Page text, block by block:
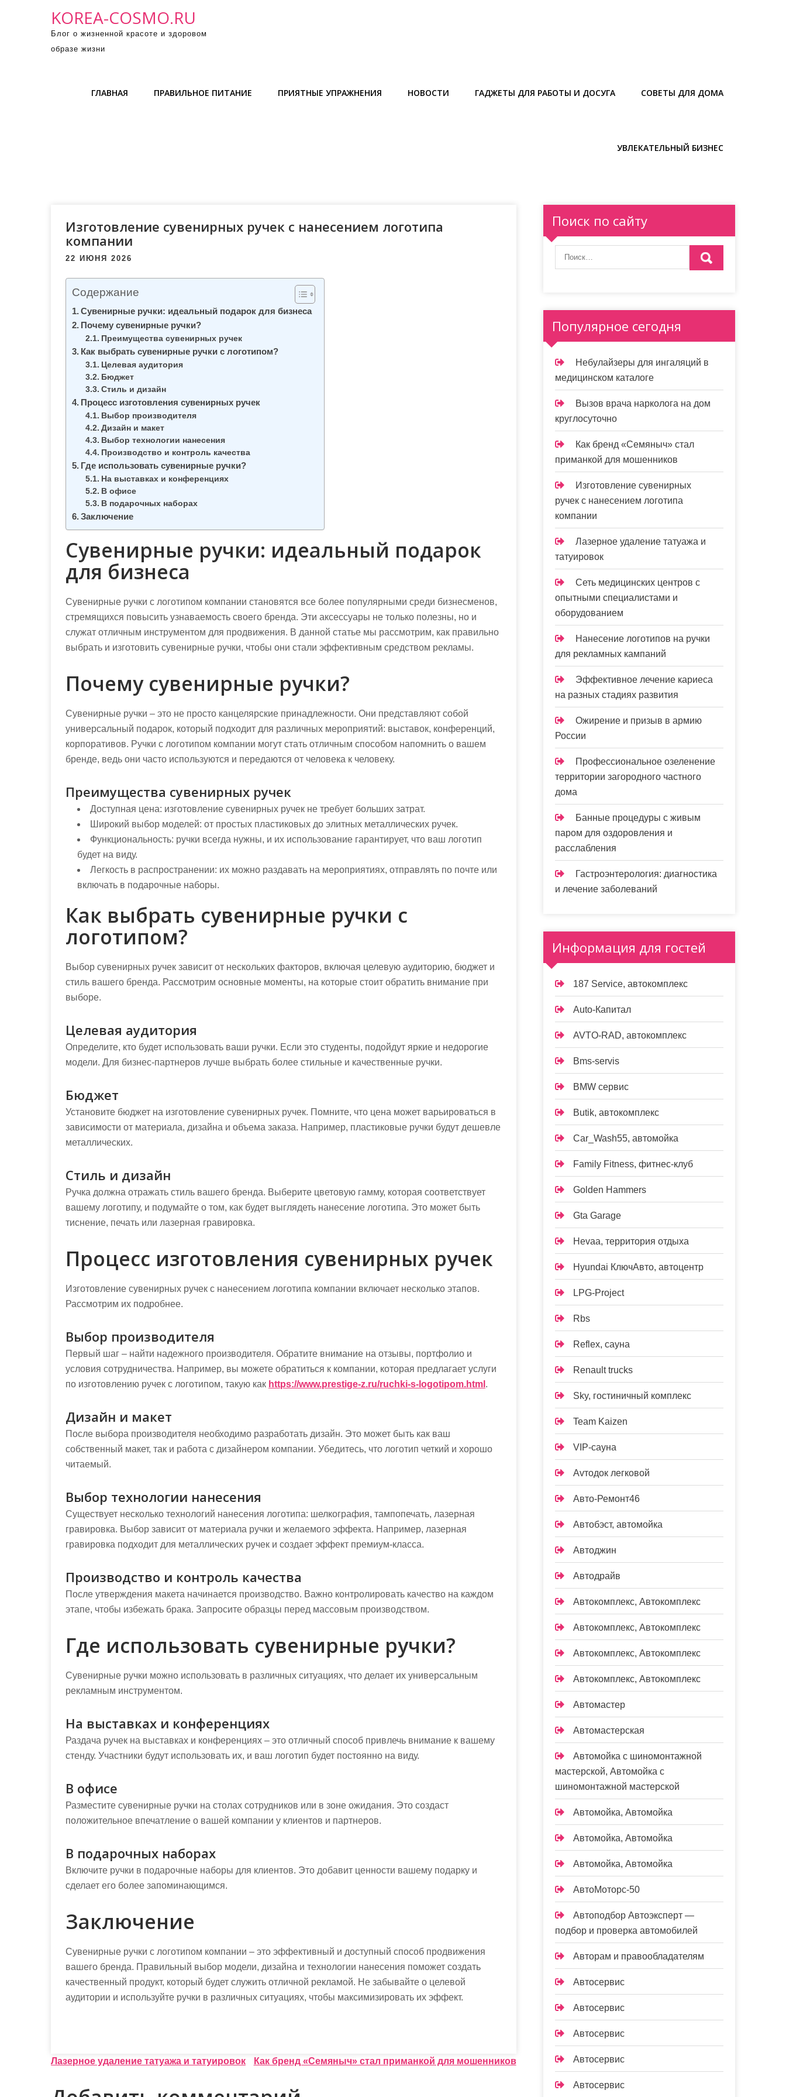
KOREA-COSMO.RU
Блог о жизненной красоте и здоровом
образе жизни
ГЛАВНАЯ ПРАВИЛЬНОЕ ПИТАНИЕ ПРИЯТНЫЕ УПРАЖНЕНИЯ НОВОСТИ ГАДЖЕТЫ ДЛЯ РАБОТЫ И ДОСУГА СОВЕТЫ ДЛЯ ДОМА
УВЛЕКАТЕЛЬНЫЙ БИЗНЕС
Изготовление сувенирных ручек с нанесением логотипа
компании
22 ИЮНЯ 2026
Содержание
Сувенирные ручки: идеальный подарок для бизнеса
Почему сувенирные ручки?
Преимущества сувенирных ручек
Как выбрать сувенирные ручки с логотипом?
Целевая аудитория
Бюджет
Стиль и дизайн
Процесс изготовления сувенирных ручек
Выбор производителя
Дизайн и макет
Выбор технологии нанесения
Производство и контроль качества
Где использовать сувенирные ручки?
На выставках и конференциях
В офисе
В подарочных наборах
Заключение
Сувенирные ручки: идеальный подарок
для бизнеса
Сувенирные ручки с логотипом компании становятся все более популярными среди бизнесменов,
стремящихся повысить узнаваемость своего бренда. Эти аксессуары не только полезны, но и
служат отличным инструментом для продвижения. В данной статье мы рассмотрим, как правильно
выбрать и изготовить сувенирные ручки, чтобы они стали эффективным средством рекламы.
Почему сувенирные ручки?
Сувенирные ручки – это не просто канцелярские принадлежности. Они представляют собой
универсальный подарок, который подходит для различных мероприятий: выставок, конференций,
корпоративов. Ручки с логотипом компании могут стать отличным способом напомнить о вашем
бренде, ведь они часто используются и передаются от человека к человеку.
Преимущества сувенирных ручек
Доступная цена: изготовление сувенирных ручек не требует больших затрат.
Широкий выбор моделей: от простых пластиковых до элитных металлических ручек.
Функциональность: ручки всегда нужны, и их использование гарантирует, что ваш логотип
будет на виду.
Легкость в распространении: их можно раздавать на мероприятиях, отправлять по почте или
включать в подарочные наборы.
Как выбрать сувенирные ручки с
логотипом?
Выбор сувенирных ручек зависит от нескольких факторов, включая целевую аудиторию, бюджет и
стиль вашего бренда. Рассмотрим основные моменты, на которые стоит обратить внимание при
выборе.
Целевая аудитория
Определите, кто будет использовать ваши ручки. Если это студенты, подойдут яркие и недорогие
модели. Для бизнес-партнеров лучше выбрать более стильные и качественные ручки.
Бюджет
Установите бюджет на изготовление сувенирных ручек. Помните, что цена может варьироваться в
зависимости от материала, дизайна и объема заказа. Например, пластиковые ручки будут дешевле
металлических.
Стиль и дизайн
Ручка должна отражать стиль вашего бренда. Выберите цветовую гамму, которая соответствует
вашему логотипу, и подумайте о том, как будет выглядеть нанесение логотипа. Это может быть
тиснение, печать или лазерная гравировка.
Процесс изготовления сувенирных ручек
Изготовление сувенирных ручек с нанесением логотипа компании включает несколько этапов.
Рассмотрим их подробнее.
Выбор производителя
Первый шаг – найти надежного производителя. Обратите внимание на отзывы, портфолио и
условия сотрудничества. Например, вы можете обратиться к компании, которая предлагает услуги
по изготовлению ручек с логотипом, такую как https://www.prestige-z.ru/ruchki-s-logotipom.html .
Дизайн и макет
После выбора производителя необходимо разработать дизайн. Это может быть как ваш
собственный макет, так и работа с дизайнером компании. Убедитесь, что логотип четкий и хорошо
читаемый.
Выбор технологии нанесения
Существует несколько технологий нанесения логотипа: шелкография, тампопечать, лазерная
гравировка. Выбор зависит от материала ручки и желаемого эффекта. Например, лазерная
гравировка подходит для металлических ручек и создает эффект премиум-класса.
Производство и контроль качества
После утверждения макета начинается производство. Важно контролировать качество на каждом
этапе, чтобы избежать брака. Запросите образцы перед массовым производством.
Где использовать сувенирные ручки?
Сувенирные ручки можно использовать в различных ситуациях, что делает их универсальным
рекламным инструментом.
На выставках и конференциях
Раздача ручек на выставках и конференциях – это отличный способ привлечь внимание к вашему
стенду. Участники будут использовать их, и ваш логотип будет постоянно на виду.
В офисе
Разместите сувенирные ручки на столах сотрудников или в зоне ожидания. Это создаст
положительное впечатление о вашей компании у клиентов и партнеров.
В подарочных наборах
Включите ручки в подарочные наборы для клиентов. Это добавит ценности вашему подарку и
сделает его более запоминающимся.
Заключение
Сувенирные ручки с логотипом компании – это эффективный и доступный способ продвижения
вашего бренда. Правильный выбор модели, дизайна и технологии нанесения поможет создать
качественный продукт, который будет служить отличной рекламой. Не забывайте о целевой
аудитории и используйте ручки в различных ситуациях, чтобы максимизировать их эффект.
Н
а
Лазерное удаление татуажа и татуировок Как бренд «Семяныч» стал приманкой для мошенников
Поиск по сайту
Популярное сегодня
Небулайзеры для ингаляций в
медицинском каталоге
Вызов врача нарколога на дом
круглосуточно
Как бренд «Семяныч» стал
приманкой для мошенников
Изготовление сувенирных
ручек с нанесением логотипа
компании
Лазерное удаление татуажа и
татуировок
Сеть медицинских центров с
опытными специалистами и
оборудованием
Нанесение логотипов на ручки
для рекламных кампаний
Эффективное лечение кариеса
на разных стадиях развития
Ожирение и призыв в армию
России
Профессиональное озеленение
территории загородного частного
дома
Банные процедуры с живым
паром для оздоровления и
расслабления
Гастроэнтерология: диагностика
и лечение заболеваний
Информация для гостей
187 Service, автокомплекс
Auto-Капитал
AVTO-RAD, автокомплекс
Bms-servis
BMW сервис
Butik, автокомплекс
Car_Wash55, автомойка
Family Fitness, фитнес-клуб
Golden Hammers
Gta Garage
Hevaa, территория отдыха
Hyundai КлючАвто, автоцентр
LPG-Project
Rbs
Reflex, сауна
Renault trucks
Sky, гостиничный комплекс
Team Kaizen
VIP-сауна
Аvтодок легковой
Авто-Ремонт46
Автобэст, автомойка
Автоджин
Автодрайв
Автокомплекс, Автокомплекс
Автокомплекс, Автокомплекс
Автокомплекс, Автокомплекс
Автокомплекс, Автокомплекс
Автомастер
Автомастерская
Автомойка с шиномонтажной
мастерской, Автомойка с
шиномонтажной мастерской
Автомойка, Автомойка
Автомойка, Автомойка
Автомойка, Автомойка
АвтоМоторс-50
Автоподбор Автоэксперт —
подбор и проверка автомобилей
Авторам и правообладателям
Автосервис
Автосервис
Автосервис
Автосервис
Автосервис